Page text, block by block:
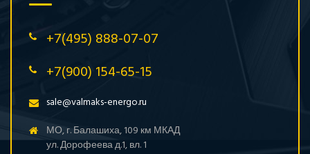
+7(495) 888-07-07
+7(900) 154-65-15
sale@valmaks-energo.ru
МО, г. Балашиха, 109 км МКАД
ул. Дорофеева д.1, вл. 1